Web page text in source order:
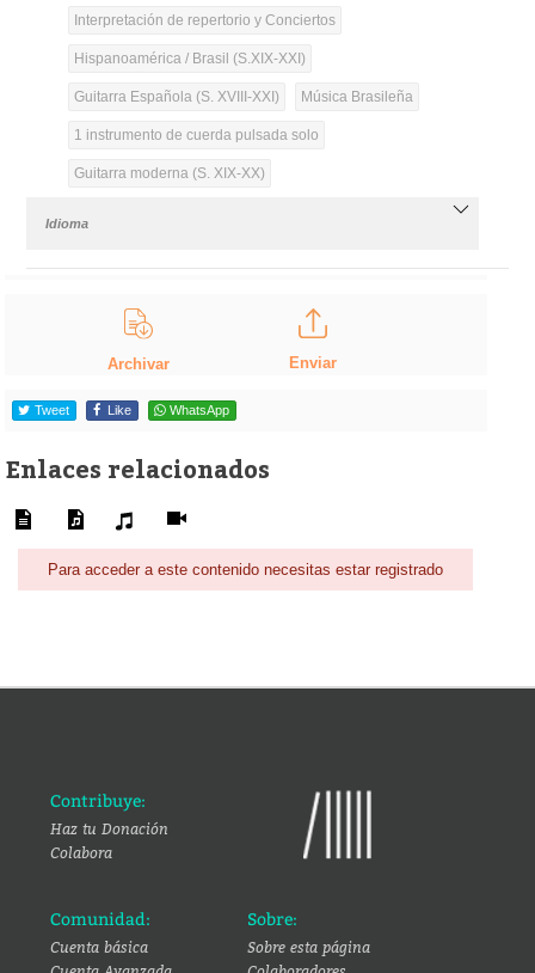
Interpretación de repertorio y Conciertos
Hispanoamérica / Brasil (S.XIX-XXI)
Guitarra Española (S. XVIII-XXI) Música Brasileña
1 instrumento de cuerda pulsada solo
Guitarra moderna (S. XIX-XX)
Idioma
Archivar Enviar
Tweet Like WhatsApp
Enlaces relacionados
Para acceder a este contenido necesitas estar registrado
Contribuye:
Haz tu Donación
Colabora
Comunidad:
Cuenta básica
Sobre:
Sobre esta página